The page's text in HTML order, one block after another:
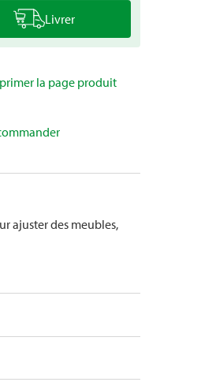
Livrer
la page produit
ajuster des meubles,